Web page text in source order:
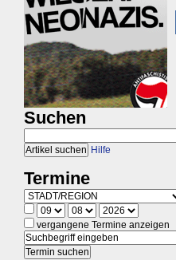
Suchen
Hilfe
Termine
vergangene Termine anzeigen